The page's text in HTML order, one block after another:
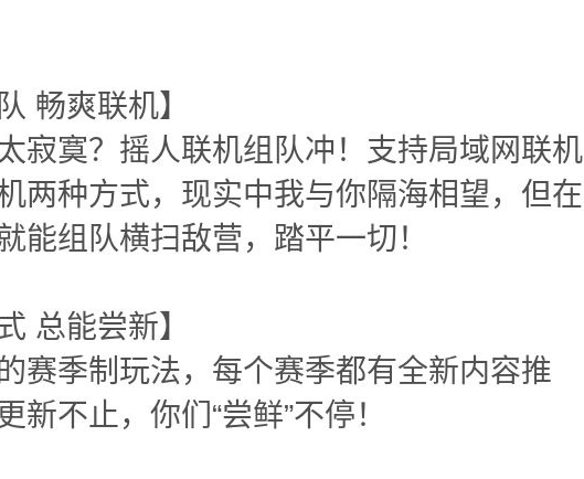
畅爽联机】
寂寞？摇人联机组队冲！支持局域网联机
两种方式，现实中我与你隔海相望，但在
能组队横扫敌营，踏平一切！
总能尝新】
赛季制玩法，每个赛季都有全新内容推
新不止，你们“尝鲜”不停！